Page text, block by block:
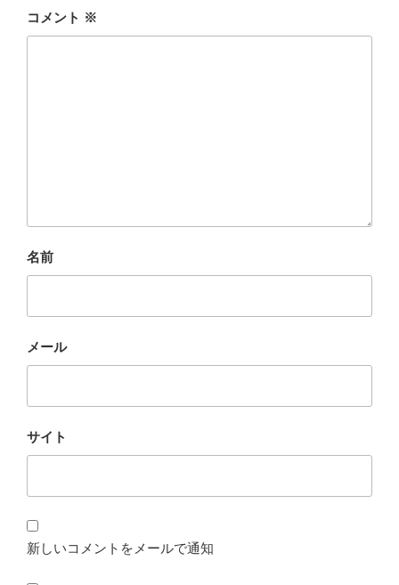
コメント ※
名前
メール
サイト
新しいコメントをメールで通知